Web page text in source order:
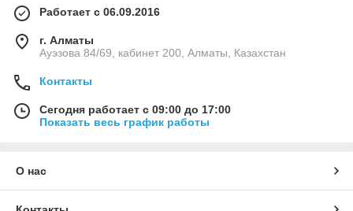
Работает с 06.09.2016
г. Алматы
Ауэзова 84/69, кабинет 200, Алматы, Казахстан
Контакты
Сегодня работает с 09:00 до 17:00
Показать весь график работы
О нас